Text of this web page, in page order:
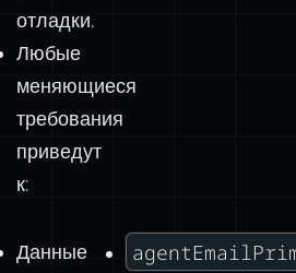
отладки.
Любые
меняющиеся
требования
приведут
к:
Данные